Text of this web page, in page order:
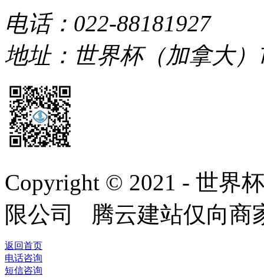
电话：022-88181927
地址：世界杯（加拿大
Copyright © 2021 - 世界
限公司 腾云建站仅向商
返回首页
电话咨询
短信咨询